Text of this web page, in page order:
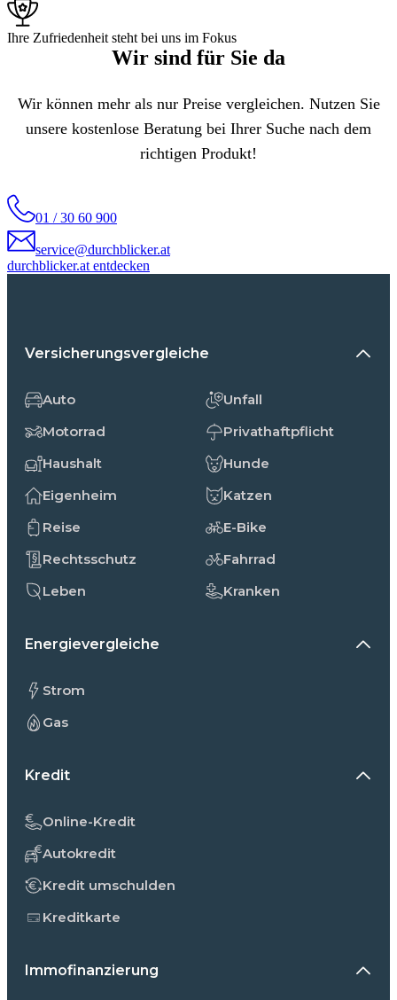
Ihre Zufriedenheit steht bei uns im Fokus
Wir sind für Sie da
Wir können mehr als nur Preise vergleichen. Nutzen Sie
unsere kostenlose Beratung bei Ihrer Suche nach dem
richtigen Produkt!
01 / 30 60 900
service@durchblicker.at
durchblicker.at entdecken
Versicherungsvergleiche
Auto
Motorrad
Haushalt
Eigenheim
Reise
Rechtsschutz
Leben
Unfall
Privathaftpflicht
Hunde
Katzen
E-Bike
Fahrrad
Kranken
Energievergleiche
Strom
Gas
Kredit
Online-Kredit
Autokredit
Kredit umschulden
Kreditkarte
Immofinanzierung